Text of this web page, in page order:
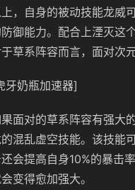
，自身的被动技能龙威
御能力。配合上湮灭这
草系阵容而言，面对次
牙奶瓶加速器]
面对的草系阵容有强大
混乱虚空技能。该技能
会提高自身10%的暴击
变得愈加强大。